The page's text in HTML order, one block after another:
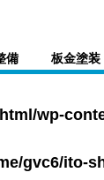
備 板金塗装
wp-
gvc6/ito-